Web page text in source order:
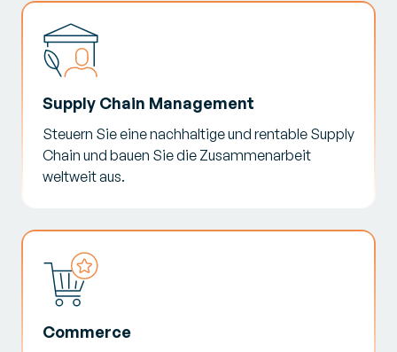
Supply Chain Management
Steuern Sie eine nachhaltige und rentable Supply
Chain und bauen Sie die Zusammenarbeit
weltweit aus.
Commerce